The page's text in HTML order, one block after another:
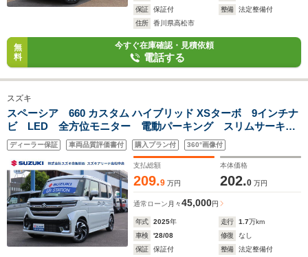
保証
保証付 整備
法定整備付
住所
香川県高松市
無
料
今すぐ在庫確認・見積依頼
電話する
スズキ
スペーシア 660 カスタム ハイブリッド XSターボ 9インチナ
ビ LED 全方位モニター 電動パーキング スリムサーキュ
レーター ロールサンシェード ハンドルヒーター シートヒ
ーター(運転席・助手席) スズキコネクト ACC 両側電動ス
ライドドア
ディーラー保証 車両品質評価書付 購入プラン付 360°画像付
支払総額
209.9 万円
本体価格
202.0 万円
通常ローン 月々45,000円
年式 2025年 走行 1.7万km
車検
'28/08 修復
なし
保証
保証付 整備
法定整備付